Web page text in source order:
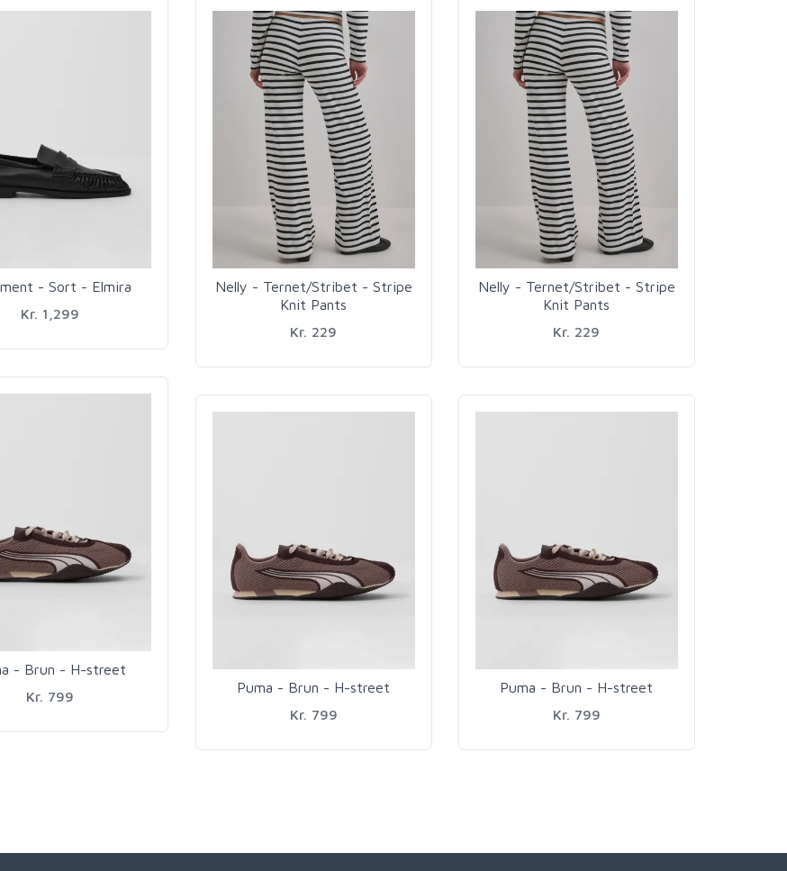
- Sort - Elmira
Kr. 1,299
Nelly - Ternet/Stribet - Stripe
Knit Pants
Kr. 229
Nelly - Ternet/Stribet - Stripe
Knit Pants
Kr. 229
- Brun - H-street
Kr. 799
Puma - Brun - H-street
Kr. 799
Puma - Brun - H-street
Kr. 799